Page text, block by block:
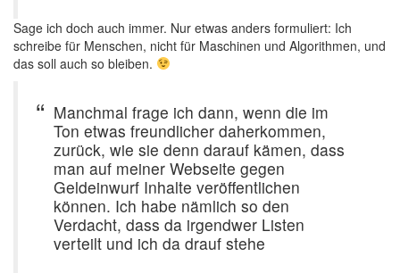
Sage ich doch auch immer. Nur etwas anders formuliert: Ich
schreibe für Menschen, nicht für Maschinen und Algorithmen, und
das soll auch so bleiben.
Manchmal frage ich dann, wenn die im
Ton etwas freundlicher daherkommen,
zurück, wie sie denn darauf kämen, dass
man auf meiner Webseite gegen
Geldeinwurf Inhalte veröffentlichen
können. Ich habe nämlich so den
Verdacht, dass da irgendwer Listen
verteilt und ich da drauf stehe